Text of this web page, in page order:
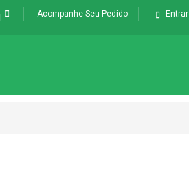
Acompanhe Seu Pedido Entrar